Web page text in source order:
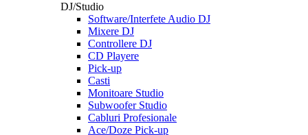
DJ/Studio
Software/Interfete Audio DJ
Mixere DJ
Controllere DJ
CD Playere
Pick-up
Casti
Monitoare Studio
Subwoofer Studio
Cabluri Profesionale
Ace/Doze Pick-up